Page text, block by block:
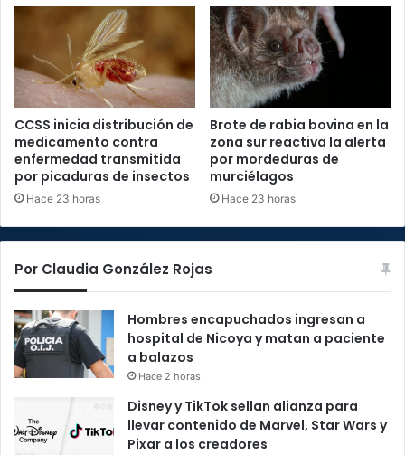
CCSS inicia distribución de
medicamento contra
enfermedad transmitida
por picaduras de insectos
Hace 23 horas
Brote de rabia bovina en la
zona sur reactiva la alerta
por mordeduras de
murciélagos
Hace 23 horas
Por Claudia González Rojas
Hombres encapuchados ingresan a
hospital de Nicoya y matan a paciente
a balazos
Hace 2 horas
Disney y TikTok sellan alianza para
llevar contenido de Marvel, Star Wars y
Pixar a los creadores